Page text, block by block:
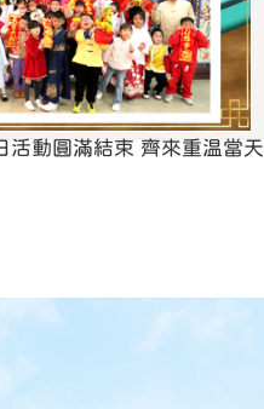
活動圓滿結束 齊來重温當天